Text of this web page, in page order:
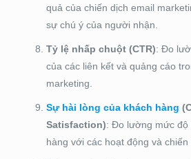
quả của chiến dịch email
sự chú ý của người nhận.
Tỷ lệ nhấp chuột (CTR): Đo
của các liên kết và quảng cáo
marketing.
Sự hài lòng của khách hàng
Satisfaction): Đo lường mức độ
hàng với các hoạt động và